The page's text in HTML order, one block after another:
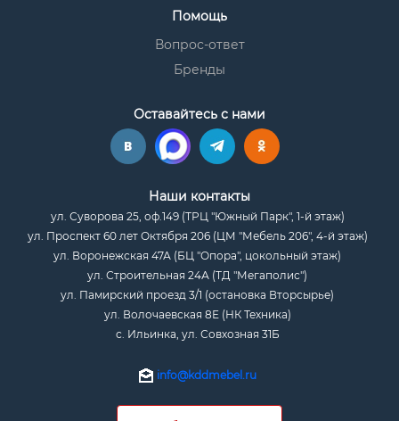
Помощь
Вопрос-ответ
Бренды
Оставайтесь с нами
Наши контакты
ул. Суворова 25, оф.149 (ТРЦ "Южный Парк", 1-й этаж)
ул. Проспект 60 лет Октября 206 (ЦМ "Мебель 206", 4-й этаж)
ул. Воронежская 47А (БЦ "Опора", цокольный этаж)
ул. Строительная 24А (ТД "Мегаполис")
ул. Памирский проезд 3/1 (остановка Вторсырье)
ул. Волочаевская 8Е (НК Техника)
с. Ильинка, ул. Совхозная 31Б
info@kddmebel.ru